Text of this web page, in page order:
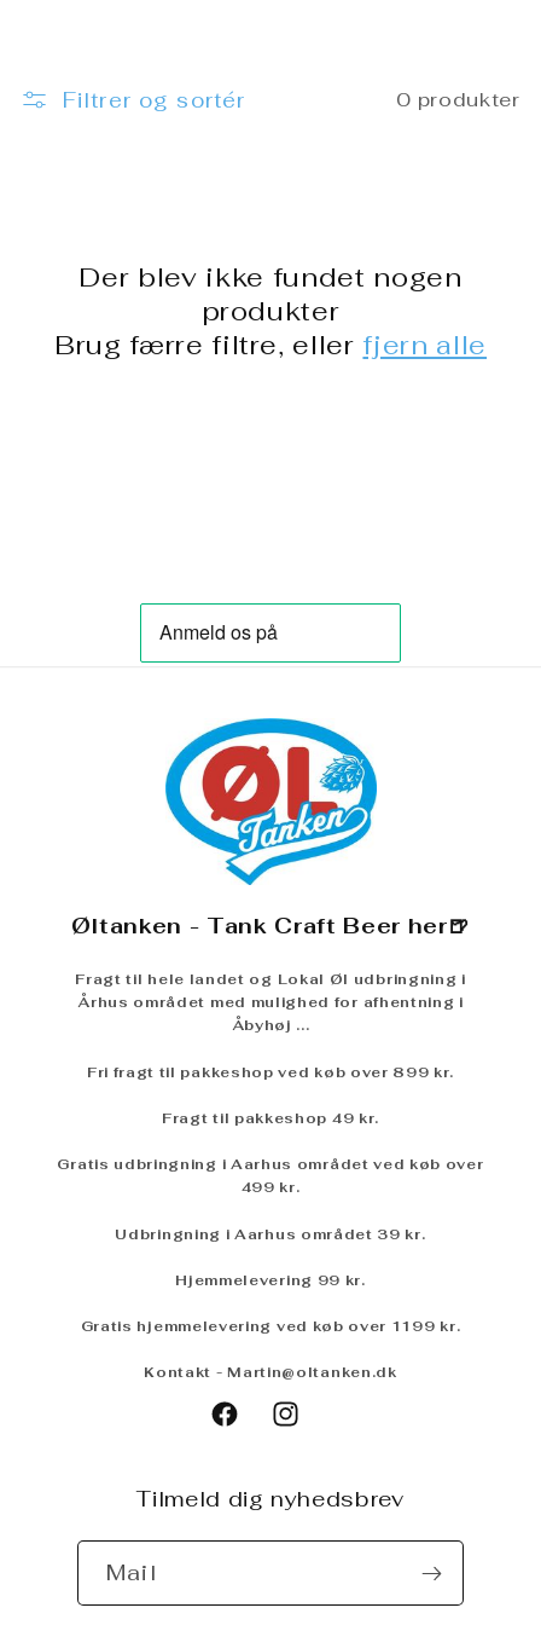
Filtrer og sortér 0 produkter
Der blev ikke fundet nogen
produkter
Brug færre filtre, eller fjern alle
Øltanken - Tank Craft Beer her🍺
Fragt til hele landet og Lokal Øl udbringning i
Århus området med mulighed for afhentning i
Åbyhøj ...
Fri fragt til pakkeshop ved køb over 899 kr.
Fragt til pakkeshop 49 kr.
Gratis udbringning i Aarhus området ved køb over
499 kr.
Udbringning i Aarhus området 39 kr.
Hjemmelevering 99 kr.
Gratis hjemmelevering ved køb over 1199 kr.
Kontakt - Martin@oltanken.dk
FacebookInstagram
Tilmeld dig nyhedsbrev
Mail